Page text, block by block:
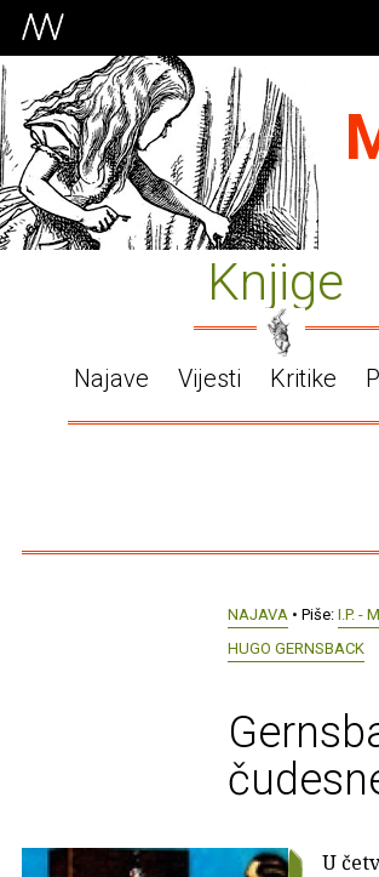
Knjige
Najave Vijesti Kritike
NAJAVA • Piše: I.P. -
HUGO GERNSBACK
U